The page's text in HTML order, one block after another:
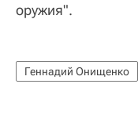
оружия".
Геннадий Онищенко